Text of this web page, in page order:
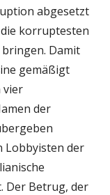
abgesetzt
korruptesten
Damit
gemäßigt
vier
der
Lobbyisten der
Der Betrug, der